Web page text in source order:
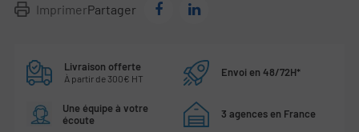
ImprimerPartager
Livraison offerte
À partir de 300€ HT Envoi en 48/72H*
Une équipe à votre
écoute
3 agences en France